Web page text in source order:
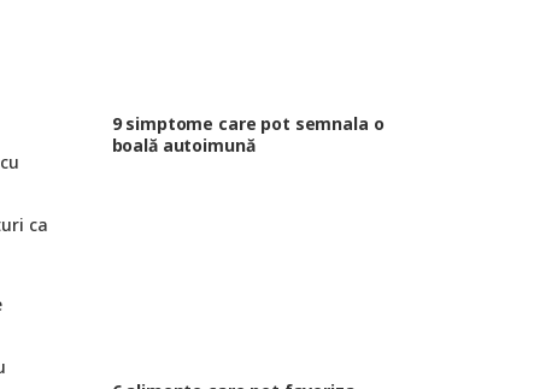
ca
9 simptome care pot semnala o
boală autoimună